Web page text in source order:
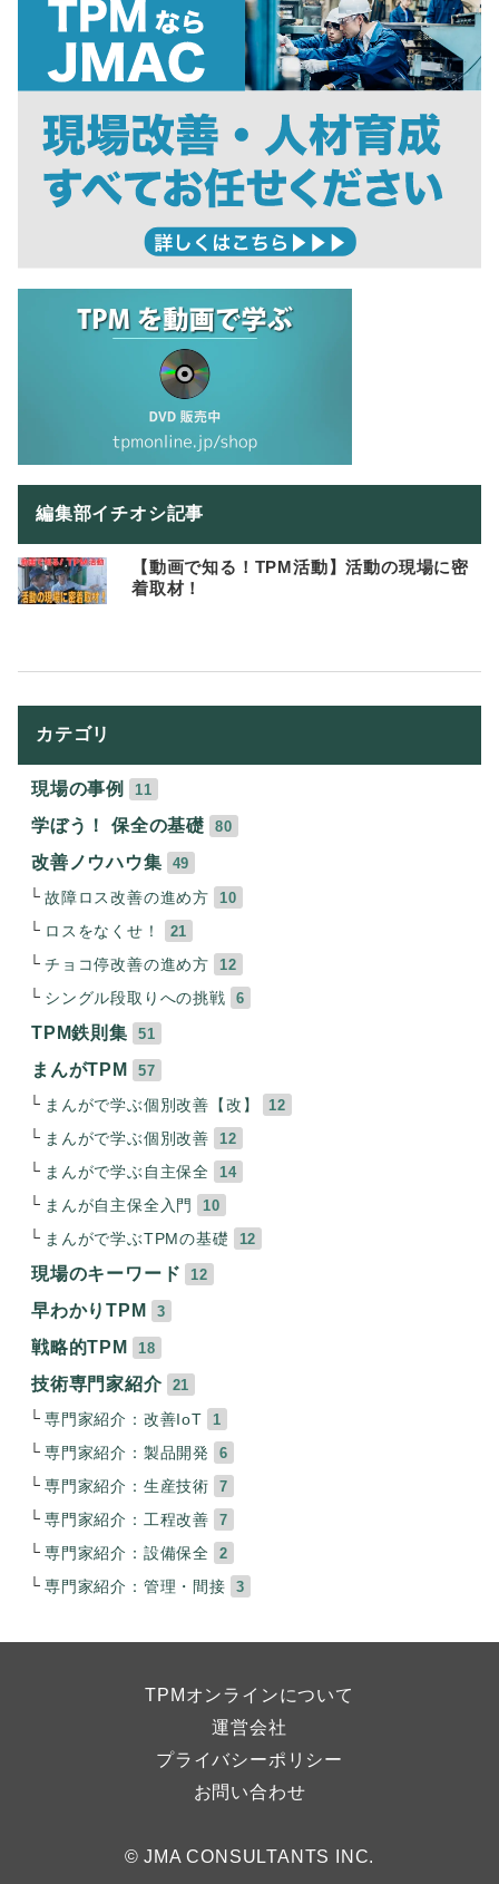
編集部イチオシ記事
【動画で知る！TPM活動】活動の現場に密
着取材！
カテゴリ
現場の事例 11
学ぼう！ 保全の基礎 80
改善ノウハウ集 49
故障ロス改善の進め方
10
ロスをなくせ！
21
チョコ停改善の進め方
12
シングル段取りへの挑戦
6
TPM鉄則集 51
まんがTPM 57
まんがで学ぶ個別改善【改】
12
まんがで学ぶ個別改善
12
まんがで学ぶ自主保全
14
まんが自主保全入門
10
まんがで学ぶTPMの基礎
12
現場のキーワード 12
早わかりTPM 3
戦略的TPM 18
技術専門家紹介 21
専門家紹介：改善IoT
1
専門家紹介：製品開発
6
専門家紹介：生産技術
7
専門家紹介：工程改善
7
専門家紹介：設備保全
2
専門家紹介：管理・間接
3
TPMオンラインについて
運営会社
プライバシーポリシー
お問い合わせ
© JMA CONSULTANTS INC.